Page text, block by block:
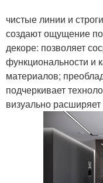
чистые линии и
создают ощущение
декоре: позволяет
функциональности и
материалов;
подчеркивает
визуально расширяет